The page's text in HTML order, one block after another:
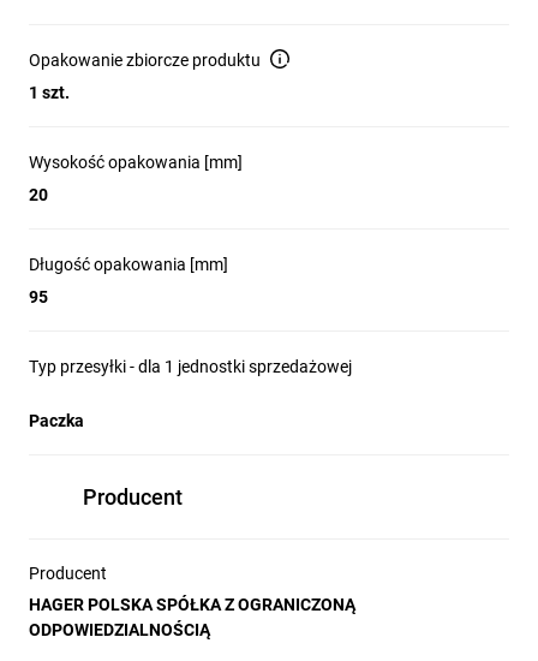
Opakowanie zbiorcze produktu
1 szt.
Wysokość opakowania [mm]
20
Długość opakowania [mm]
95
Typ przesyłki - dla 1 jednostki sprzedażowej
Paczka
Producent
Producent
HAGER POLSKA SPÓŁKA Z OGRANICZONĄ
ODPOWIEDZIALNOŚCIĄ